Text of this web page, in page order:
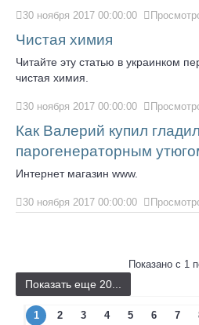
30 ноября 2017 00:00:00
Чистая химия
Читайте эту статью в украинком
чистая химия.
30 ноября 2017 00:00:00
Как Валерий купил
парогенераторным
Интернет магазин www.
30 ноября 2017 00:00:00
Показано с 1
Показать еще 20...
1 2 3 4 5 6 7